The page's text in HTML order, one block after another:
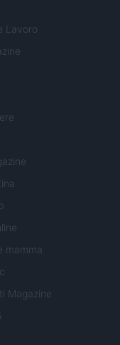
Lavoro
mamma
Magazine